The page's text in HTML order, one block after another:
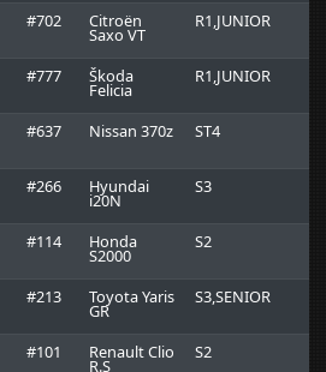
#702 Citroën
Saxo VT
R1,JUNIOR
#777 Škoda
Felicia
R1,JUNIOR
#637 Nissan 370z ST4
#266 Hyundai
i20N
S3
#114 Honda
S2000
S2
#213 Toyota Yaris
GR
S3,SENIOR
#101 Renault Clio
R.S
S2